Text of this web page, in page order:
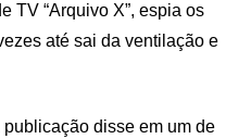
TV “Arquivo X”, espia os
até sai da ventilação e
disse em um de